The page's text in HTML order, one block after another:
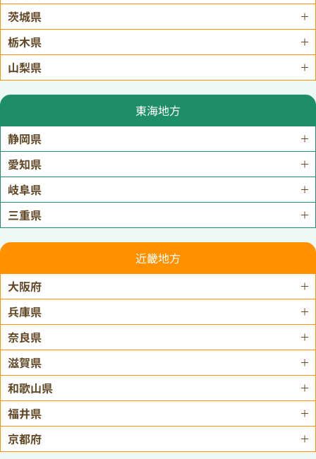
茨城県
栃木県
山梨県
東海地方
静岡県
愛知県
岐阜県
三重県
近畿地方
大阪府
兵庫県
奈良県
滋賀県
和歌山県
福井県
京都府